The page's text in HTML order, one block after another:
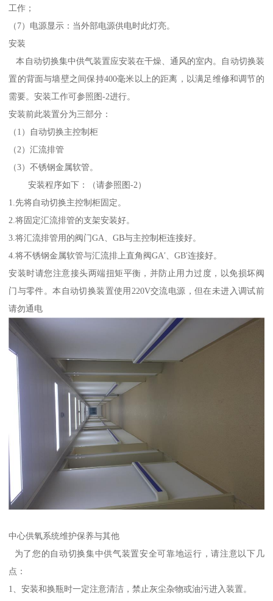
工作；
（7）电源显示：当外部电源供电时此灯亮。
安装
本自动切换集中供气装置应安装在干燥、通风的室内。自动切换装
置的背面与墙壁之间保持400毫米以上的距离，以满足维修和调节的
需要。安装工作可参照图-2进行。
安装前此装置分为三部分：
（1）自动切换主控制柜
（2）汇流排管
（3）不锈钢金属软管。
安装程序如下：（请参照图-2）
1.先将自动切换主控制柜固定。
2.将固定汇流排管的支架安装好。
3.将汇流排管用的阀门GA、GB与主控制柜连接好。
4.将不锈钢金属软管与汇流排上直角阀GA′、GB′连接好。
安装时请您注意接头两端扭矩平衡，并防止用力过度，以免损坏阀
门与零件。本自动切换装置使用220V交流电源，但在未进入调试前
请勿通电
中心供氧系统维护保养与其他
为了您的自动切换集中供气装置安全可靠地运行，请注意以下几
点：
1、安装和换瓶时一定注意清洁，禁止灰尘杂物或油污进入装置。